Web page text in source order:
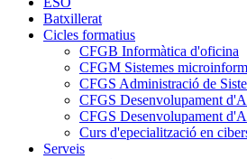
Batxillerat
Cicles formatius
CFGB Informàtica d'oficina
CFGM Sistemes
CFGS Administració de
CFGS Desenvolupament
CFGS Desenvolupament
Curs d'epecialització en
Serveis